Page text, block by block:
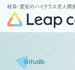
岐阜・愛知のハイクラス求人開
Gifudb